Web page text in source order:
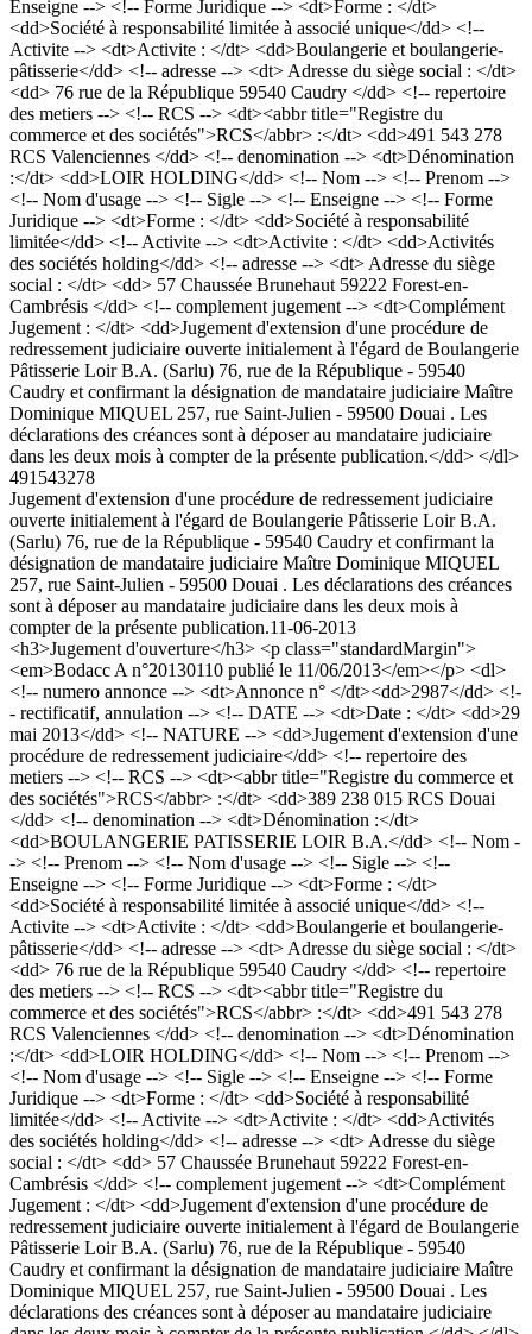
Enseigne --> <!-- Forme Juridique --> <dt>Forme : </dt>
<dd>Société à responsabilité limitée à associé unique</dd> <!--
Activite --> <dt>Activite : </dt> <dd>Boulangerie et boulangerie-
pâtisserie</dd> <!-- adresse --> <dt> Adresse du siège social : </dt>
<dd> 76 rue de la République 59540 Caudry </dd> <!-- repertoire
des metiers --> <!-- RCS --> <dt><abbr title="Registre du
commerce et des sociétés">RCS</abbr> :</dt> <dd>491 543 278
RCS Valenciennes </dd> <!-- denomination --> <dt>Dénomination
:</dt> <dd>LOIR HOLDING</dd> <!-- Nom --> <!-- Prenom -->
<!-- Nom d'usage --> <!-- Sigle --> <!-- Enseigne --> <!-- Forme
Juridique --> <dt>Forme : </dt> <dd>Société à responsabilité
limitée</dd> <!-- Activite --> <dt>Activite : </dt> <dd>Activités
des sociétés holding</dd> <!-- adresse --> <dt> Adresse du siège
social : </dt> <dd> 57 Chaussée Brunehaut 59222 Forest-en-
Cambrésis </dd> <!-- complement jugement --> <dt>Complément
Jugement : </dt> <dd>Jugement d'extension d'une procédure de
redressement judiciaire ouverte initialement à l'égard de Boulangerie
Pâtisserie Loir B.A. (Sarlu) 76, rue de la République - 59540
Caudry et confirmant la désignation de mandataire judiciaire Maître
Dominique MIQUEL 257, rue Saint-Julien - 59500 Douai . Les
déclarations des créances sont à déposer au mandataire judiciaire
dans les deux mois à compter de la présente publication.</dd> </dl>
491543278
Jugement d'extension d'une procédure de redressement judiciaire
ouverte initialement à l'égard de Boulangerie Pâtisserie Loir B.A.
(Sarlu) 76, rue de la République - 59540 Caudry et confirmant la
désignation de mandataire judiciaire Maître Dominique MIQUEL
257, rue Saint-Julien - 59500 Douai . Les déclarations des créances
sont à déposer au mandataire judiciaire dans les deux mois à
compter de la présente publication.11-06-2013
<h3>Jugement d'ouverture</h3> <p class="standardMargin">
<em>Bodacc A n°20130110 publié le 11/06/2013</em></p> <dl>
<!-- numero annonce --> <dt>Annonce n° </dt><dd>2987</dd> <!-
- rectificatif, annulation --> <!-- DATE --> <dt>Date : </dt> <dd>29
mai 2013</dd> <!-- NATURE --> <dd>Jugement d'extension d'une
procédure de redressement judiciaire</dd> <!-- repertoire des
metiers --> <!-- RCS --> <dt><abbr title="Registre du commerce et
des sociétés">RCS</abbr> :</dt> <dd>389 238 015 RCS Douai
</dd> <!-- denomination --> <dt>Dénomination :</dt>
<dd>BOULANGERIE PATISSERIE LOIR B.A.</dd> <!-- Nom -
-> <!-- Prenom --> <!-- Nom d'usage --> <!-- Sigle --> <!--
Enseigne --> <!-- Forme Juridique --> <dt>Forme : </dt>
<dd>Société à responsabilité limitée à associé unique</dd> <!--
Activite --> <dt>Activite : </dt> <dd>Boulangerie et boulangerie-
pâtisserie</dd> <!-- adresse --> <dt> Adresse du siège social : </dt>
<dd> 76 rue de la République 59540 Caudry </dd> <!-- repertoire
des metiers --> <!-- RCS --> <dt><abbr title="Registre du
commerce et des sociétés">RCS</abbr> :</dt> <dd>491 543 278
RCS Valenciennes </dd> <!-- denomination --> <dt>Dénomination
:</dt> <dd>LOIR HOLDING</dd> <!-- Nom --> <!-- Prenom -->
<!-- Nom d'usage --> <!-- Sigle --> <!-- Enseigne --> <!-- Forme
Juridique --> <dt>Forme : </dt> <dd>Société à responsabilité
limitée</dd> <!-- Activite --> <dt>Activite : </dt> <dd>Activités
des sociétés holding</dd> <!-- adresse --> <dt> Adresse du siège
social : </dt> <dd> 57 Chaussée Brunehaut 59222 Forest-en-
Cambrésis </dd> <!-- complement jugement --> <dt>Complément
Jugement : </dt> <dd>Jugement d'extension d'une procédure de
redressement judiciaire ouverte initialement à l'égard de Boulangerie
Pâtisserie Loir B.A. (Sarlu) 76, rue de la République - 59540
Caudry et confirmant la désignation de mandataire judiciaire Maître
Dominique MIQUEL 257, rue Saint-Julien - 59500 Douai . Les
déclarations des créances sont à déposer au mandataire judiciaire